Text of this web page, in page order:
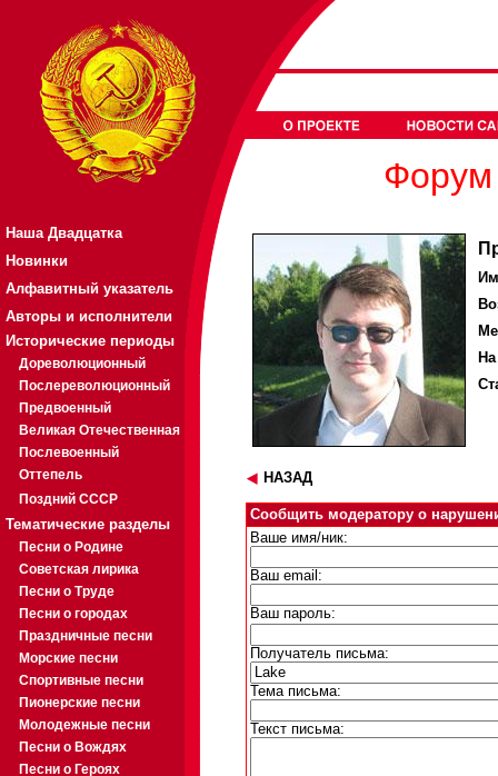
Наша Двадцатка
Новинки
Алфавитный указатель
Авторы и исполнители
Исторические периоды
Дореволюционный
Послереволюционный
Предвоенный
Великая Отечественная
Послевоенный
Оттепель
Поздний СССР
Тематические разделы
Песни о Родине
Советская лирика
Песни о Труде
Песни о городах
Праздничные песни
Морские песни
Спортивные песни
Пионерские песни
Молодежные песни
Песни о Вождях
Песни о Героях
Форум
НАЗАД
Сообщить модератору о
Ваше имя/ник:
Ваш email:
Ваш пароль:
Получатель письма:
Тема письма:
Текст письма: